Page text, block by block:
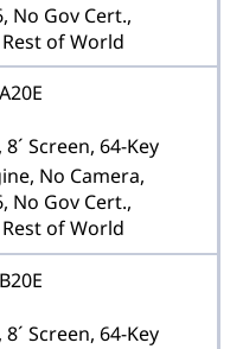
No Gov Cert.,
of World
Screen, 64-Key
No Camera,
No Gov Cert.,
of World
Screen, 64-Key